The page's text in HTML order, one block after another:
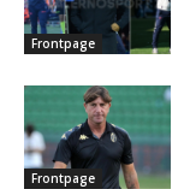
Frontpage
Frontpage